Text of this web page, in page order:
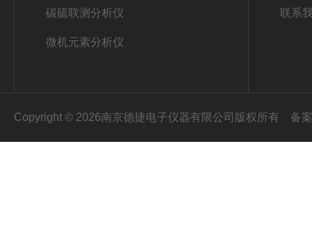
碳硫联测分析仪
微机元素分析仪
联系
Copyright © 2026南京德捷电子仪器有限公司版权所有 备